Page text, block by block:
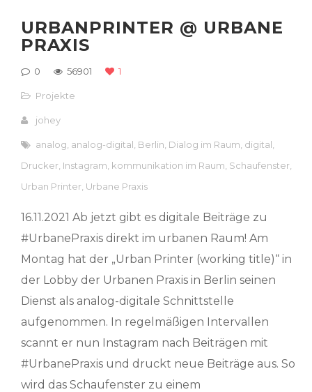
URBANPRINTER @ URBANE
PRAXIS
0 56901 1
Projekte
johey
analog analog-digital Berlin Dialog im Raum digital
Drucker Instagram kommunikation im Raum Schaufenster
Urban Printer Urbane Praxis
16.11.2021 Ab jetzt gibt es digitale Beiträge zu
#UrbanePraxis direkt im urbanen Raum! Am
Montag hat der „Urban Printer (working title)“ in
der Lobby der Urbanen Praxis in Berlin seinen
Dienst als analog-digitale Schnittstelle
aufgenommen. In regelmäßigen Intervallen
scannt er nun Instagram nach Beiträgen mit
#UrbanePraxis und druckt neue Beiträge aus. So
wird das Schaufenster zu einem